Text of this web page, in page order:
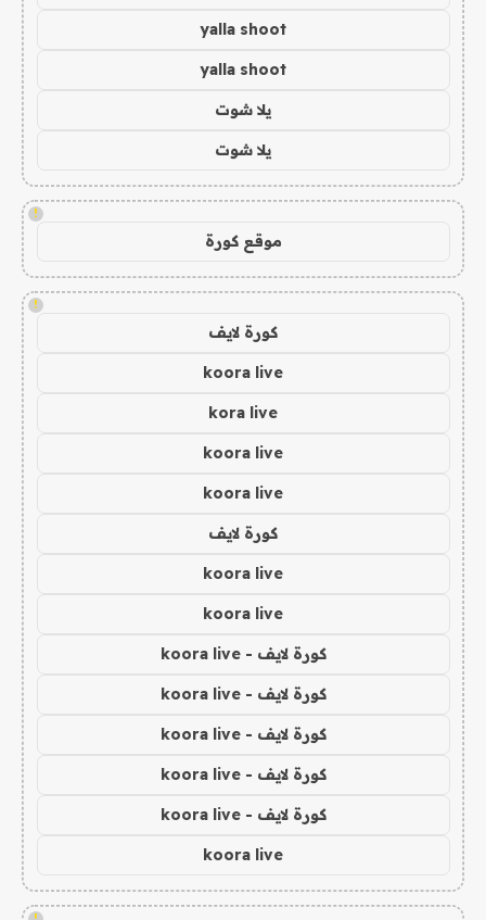
yalla shoot
yalla shoot
يلا شوت
يلا شوت
!
موقع كورة
!
كورة لايف
koora live
kora live
koora live
koora live
كورة لايف
koora live
koora live
كورة لايف - koora live
كورة لايف - koora live
كورة لايف - koora live
كورة لايف - koora live
كورة لايف - koora live
koora live